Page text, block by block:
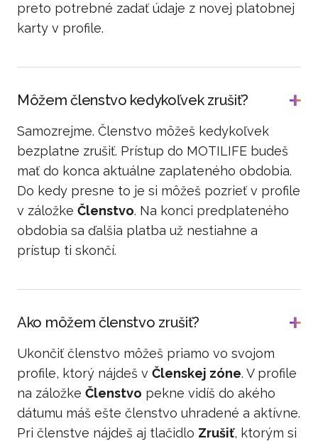
preto potrebné zadať údaje z novej platobnej
karty v profile.
Môžem členstvo kedykoľvek zrušiť?
Samozrejme. Členstvo môžeš kedykoľvek
bezplatne zrušiť. Prístup do MOTILIFE budeš
mať do konca aktuálne zaplateného obdobia.
Do kedy presne to je si môžeš pozrieť v profile
v záložke Členstvo. Na konci predplateného
obdobia sa ďalšia platba už nestiahne a
prístup ti skončí.
Ako môžem členstvo zrušiť?
Ukončiť členstvo môžeš priamo vo svojom
profile, ktorý nájdeš v Členskej zóne. V profile
na záložke Členstvo pekne vidíš do akého
dátumu máš ešte členstvo uhradené a aktívne.
Pri členstve nájdeš aj tlačidlo Zrušiť, ktorým si